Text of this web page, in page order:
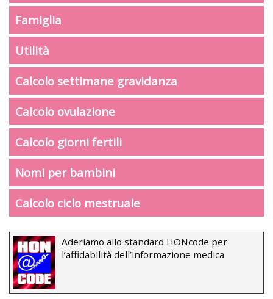
Famiglia
Utilità
Calcolo settimane gravidanza
Calcolo ovulazione
Calcolo giorni fertili
Nomi per bambini
Calcolo ciclo mestruale
Aderiamo allo standard HONcode per
l’affidabilità dell’informazione medica